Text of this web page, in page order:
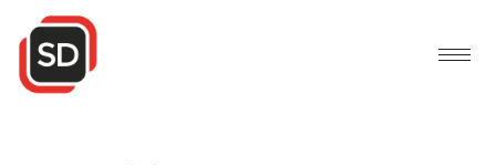
contenu